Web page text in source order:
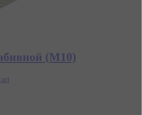
(М10)